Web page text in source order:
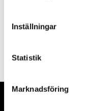
s
Inställningar
Statistik
Marknadsföring